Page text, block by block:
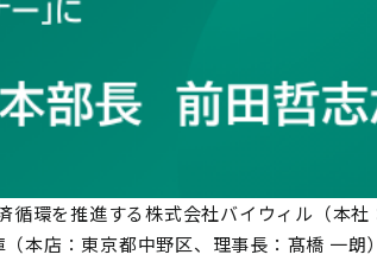
循環を推進する株式会社バイウィル（本
本店：東京都中野区、理事長：髙橋 一